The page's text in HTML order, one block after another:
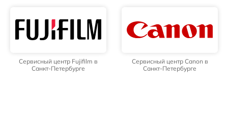
Сервисный центр Fujifilm в
Санкт-Петербурге
Сервисный центр Canon в
Санкт-Петербурге